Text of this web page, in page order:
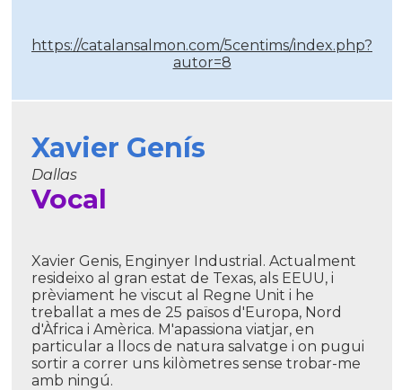
https://catalansalmon.com/5centims/index.php?
autor=8
Xavier Genís
Dallas
Vocal
Xavier Genis, Enginyer Industrial. Actualment
resideixo al gran estat de Texas, als EEUU, i
prèviament he viscut al Regne Unit i he
treballat a mes de 25 països d'Europa, Nord
d'Àfrica i Amèrica. M'apassiona viatjar, en
particular a llocs de natura salvatge i on pugui
sortir a correr uns kilòmetres sense trobar-me
amb ningú.